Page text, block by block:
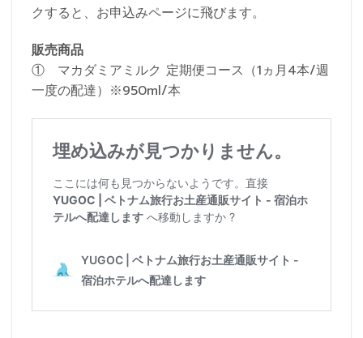
クすると、お申込みページに飛びます。
販売商品
① マカダミアミルク 定期便コース（1ヵ月4本/週
一度の配達）※950ml/本